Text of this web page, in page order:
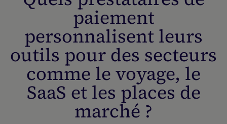
paiement
personnalisent leurs
outils pour des secteurs
comme le voyage, le
SaaS et les places de
marché ?